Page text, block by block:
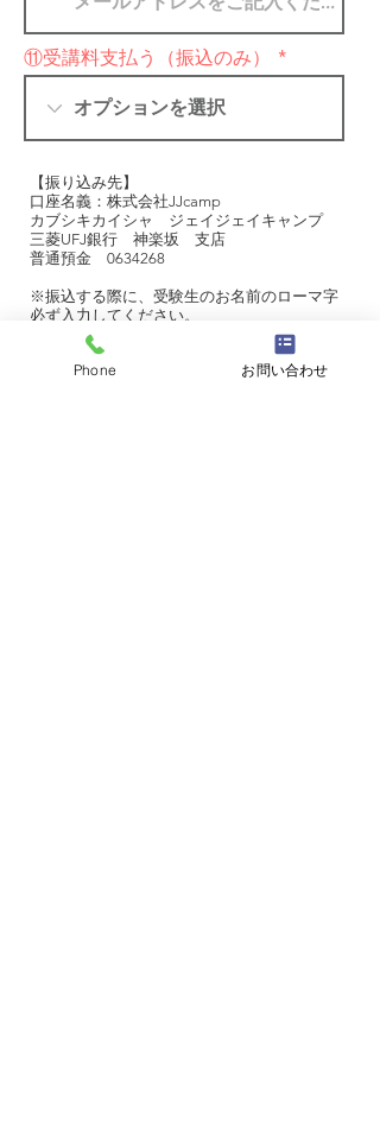
⑪受講料支払う（振込のみ）
【振り込み先】
口座名義：株式会社JJcamp
カブシキカイシャ ジェイジェイキャンプ
三菱UFJ銀行 神楽坂 支店
普通預金 0634268
※振込する際に、受験生のお名前のローマ字
必ず入力してください。
※振込手数料はお客様のご負担となります。
Phone お問い合わせ